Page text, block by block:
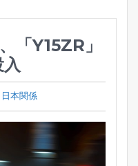
「Y15ZR」
日本関係